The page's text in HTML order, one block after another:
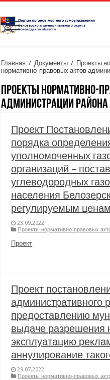
Главная / Документы / Проекты
нормативно-правовых актов
Проекты нормативно-
администрации района
Проект
порядка
уполномоченных
организаций –
углеводородных
населения
регулируемым
23.09.2022
Проекты нормативно-правовых
Проект
Проект
административного
предоставлению
выдаче разрешения
эксплуатацию
аннулирование
29.07.2022
Проекты нормативно-правовых